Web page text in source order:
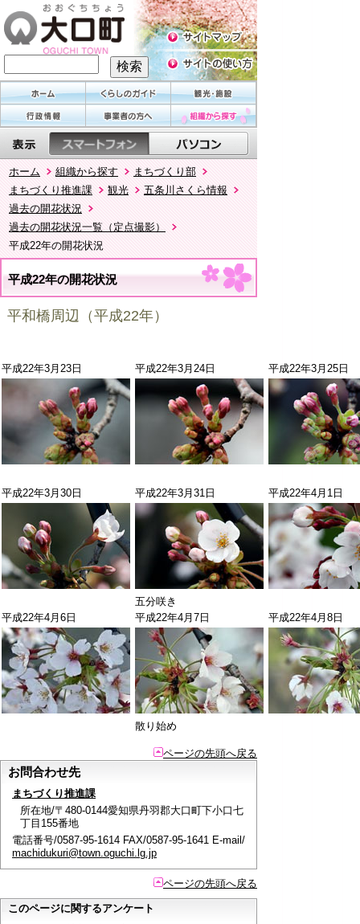
ホーム 組織から探す
まちづくり部
まちづくり推進課
観光
五条川さくら情報
過去の開花状況
過去の開花状況一覧（定点撮影）
平成22年の開花状況
平成22年の開花状況
平和橋周辺（平成22年）
平成22年3月23日 平成22年3月24日 平成22年3月25日
平成22年3月30日 平成22年3月31日
五分咲き
平成22年4月1日
平成22年4月6日 平成22年4月7日
散り始め
平成22年4月8日
ページの先頭へ戻る
お問合わせ先
まちづくり推進課
所在地/〒480-0144愛知県丹羽郡大口町下小口七
丁目155番地
電話番号/0587-95-1614 FAX/0587-95-1641 E-mail/
machidukuri@town.oguchi.lg.jp
ページの先頭へ戻る
このページに関するアンケート